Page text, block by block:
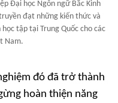
Đại học Ngôn ngữ Bắc Kinh
đạt những kiến thức và
tập tại Trung Quốc cho các
Nam.
đó đã trở thành
hoàn thiện năng